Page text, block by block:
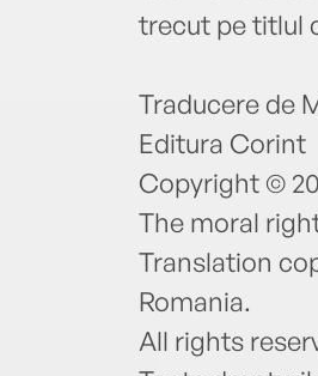
trecut pe titlul
Traducere de
Editura Corint
Copyright ©
The moral
Translation
Romania.
All rights